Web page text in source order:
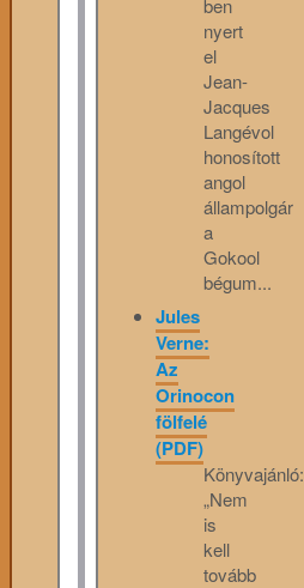
nyert
el
Jean-
Jacques
Langévol
honosított
angol
állampolgár
a
Gokool
bégum...
Jules
Verne:
Az
Orinocon
fölfelé
(PDF)
Könyvajánló:
„Nem
is
kell
tovább